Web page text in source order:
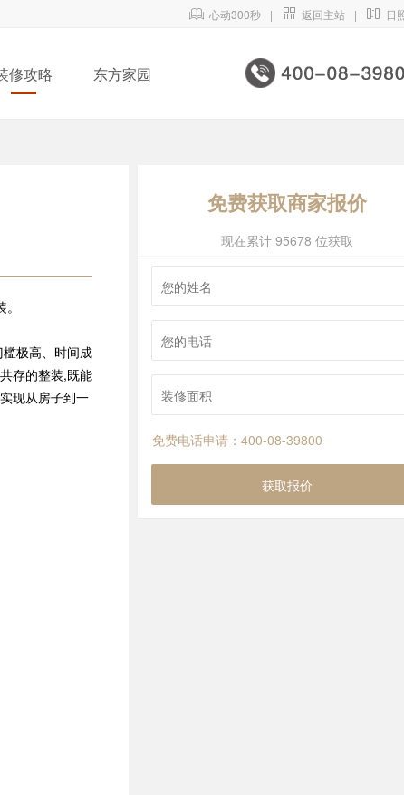
 心动300秒 |  返回主站 |  日
修攻略 东方家园
极高、时间成
存的整装,既能
现从房子到一
免费获取商家报价
现在累计 95678 位获取
免费电话申请：400-08-39800
获取报价